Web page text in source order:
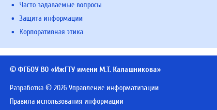
Часто задаваемые вопросы
Защита информации
Корпоративная этика
© ФГБОУ ВО «ИжГТУ имени М.Т. Калашникова»
Разработка © 2026 Управление информатизации
Правила использования информации